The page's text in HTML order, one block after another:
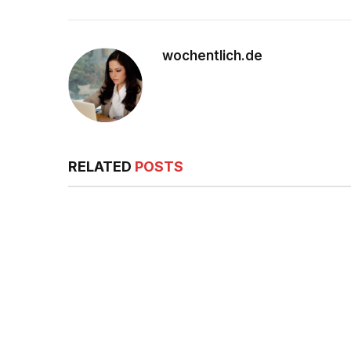
wochentlich.de
RELATED POSTS